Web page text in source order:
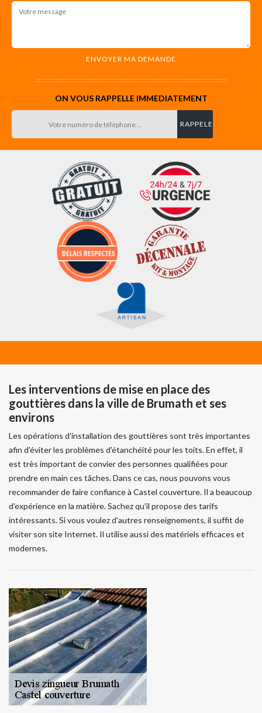
ON VOUS RAPPELLE IMMEDIATEMENT
Les interventions de mise en place des
gouttières dans la ville de Brumath et ses
environs
Les opérations d'installation des gouttières sont très importantes
afin d'éviter les problèmes d'étanchéité pour les toits. En effet, il
est très important de convier des personnes qualifiées pour
prendre en main ces tâches. Dans ce cas, nous pouvons vous
recommander de faire confiance à Castel couverture. Il a beaucoup
d'expérience en la matière. Sachez qu'il propose des tarifs
intéressants. Si vous voulez d'autres renseignements, il suffit de
visiter son site Internet. Il utilise aussi des matériels efficaces et
modernes.